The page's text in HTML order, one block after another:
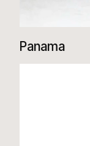
Panama